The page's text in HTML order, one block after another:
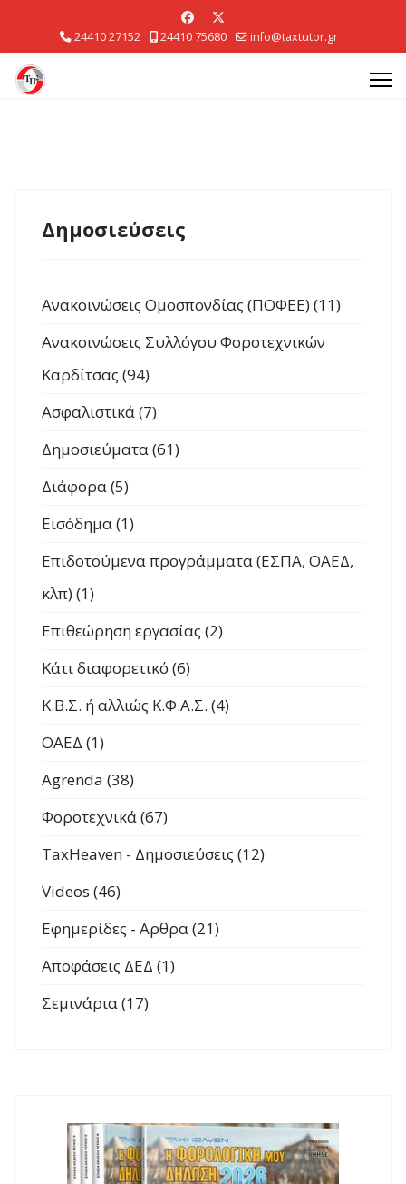
24410 27152 24410 75680 info@taxtutor.gr
Δημοσιεύσεις
Ανακοινώσεις Ομοσπονδίας (ΠΟΦΕΕ) (11)
Ανακοινώσεις Συλλόγου Φοροτεχνικών
Καρδίτσας (94)
Ασφαλιστικά (7)
Δημοσιεύματα (61)
Διάφορα (5)
Εισόδημα (1)
Επιδοτούμενα προγράμματα (ΕΣΠΑ, ΟΑΕΔ,
κλπ) (1)
Επιθεώρηση εργασίας (2)
Κάτι διαφορετικό (6)
Κ.Β.Σ. ή αλλιώς Κ.Φ.Α.Σ. (4)
ΟΑΕΔ (1)
Agrenda (38)
Φοροτεχνικά (67)
TaxHeaven - Δημοσιεύσεις (12)
Videos (46)
Εφημερίδες - Αρθρα (21)
Αποφάσεις ΔΕΔ (1)
Σεμινάρια (17)